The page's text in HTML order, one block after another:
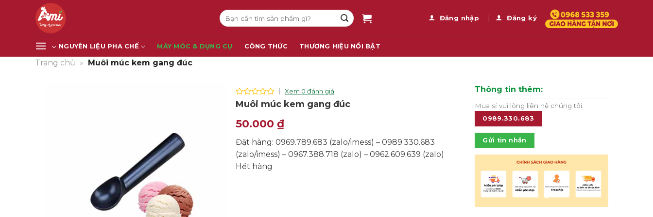
Tìm
kiếm:
Đăng nhập Đăng ký
NGUYÊN LIỆU PHA CHẾ MÁY MÓC & DỤNG CỤ CÔNG THỨC THƯƠNG HIỆU NỔI BẬT
Trang chủ » Muôi múc kem gang đúc
0
5
Xem 0 đánh giá
Muôi múc kem gang đúc
50.000₫
Đặt hàng: 0969.789.683 (zalo/imess) – 0989.330.683
(zalo/imess) – 0967.388.718 (zalo) – 0962.609.639 (zalo)
Hết hàng
Thông tin thêm:
Mua sỉ vui lòng liên hệ chúng tôi:
0989.330.683
Gửi tin nhắn